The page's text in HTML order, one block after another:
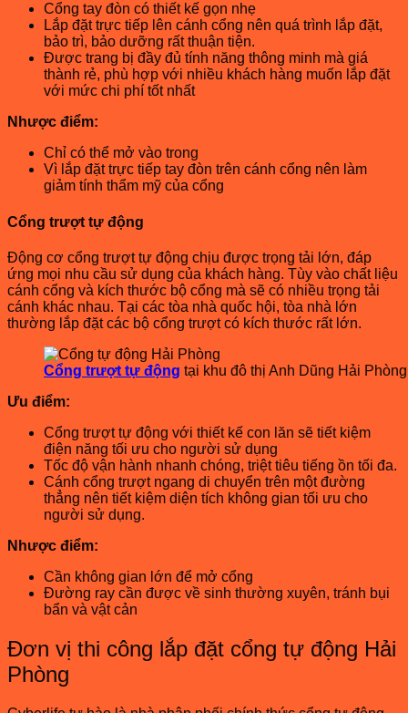
Cổng tay đòn có thiết kế gọn nhẹ
Lắp đặt trực tiếp lên cánh cổng nên quá trình lắp đặt,
bảo trì, bảo dưỡng rất thuận tiện.
Được trang bị đầy đủ tính năng thông minh mà giá
thành rẻ, phù hợp với nhiều khách hàng muốn lắp đặt
với mức chi phí tốt nhất
Nhược điểm:
Chỉ có thể mở vào trong
Vì lắp đặt trực tiếp tay đòn trên cánh cổng nên làm
giảm tính thẩm mỹ của cổng
Cổng trượt tự động
Động cơ cổng trượt tự động chịu được trọng tải lớn, đáp
ứng mọi nhu cầu sử dụng của khách hàng. Tùy vào chất liệu
cánh cổng và kích thước bộ cổng mà sẽ có nhiều trọng tải
cánh khác nhau. Tại các tòa nhà quốc hội, tòa nhà lớn
thường lắp đặt các bộ cổng trượt có kích thước rất lớn.
Cổng trượt tự động tại khu đô thị Anh Dũng Hải Phòng
Ưu điểm:
Cổng trượt tự động với thiết kế con lăn sẽ tiết kiệm
điện năng tối ưu cho người sử dụng
Tốc độ vận hành nhanh chóng, triệt tiêu tiếng ồn tối đa.
Cánh cổng trượt ngang di chuyển trên một đường
thẳng nên tiết kiệm diện tích không gian tối ưu cho
người sử dụng.
Nhược điểm:
Cần không gian lớn để mở cổng
Đường ray cần được về sinh thường xuyên, tránh bụi
bẩn và vật cản
Đơn vị thi công lắp đặt cổng tự động Hải
Phòng